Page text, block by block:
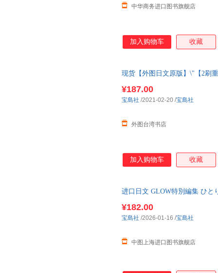
中华商务进口图书旗舰店
加入购物车 收藏
现货【外图日文原版】\"【2刷
¥187.00
外图台湾书店
宝島社 /2021-02-20 /宝島社
加入购物车 收藏
进口日文 GLOW特別編集 ひと
¥182.00
中图上海进口图书旗舰店
宝島社 /2026-01-16 /宝島社